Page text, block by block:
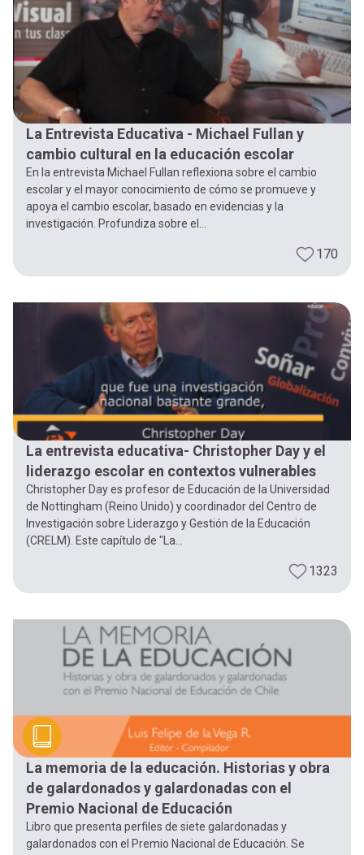
La Entrevista Educativa - Michael Fullan y
cambio cultural en la educación escolar
En la entrevista Michael Fullan reflexiona sobre el cambio
escolar y el mayor conocimiento de cómo se promueve y
apoya el cambio escolar, basado en evidencias y la
investigación. Profundiza sobre el...
170
La entrevista educativa- Christopher Day y el
liderazgo escolar en contextos vulnerables
Christopher Day es profesor de Educación de la Universidad
de Nottingham (Reino Unido) y coordinador del Centro de
Investigación sobre Liderazgo y Gestión de la Educación
(CRELM). Este capítulo de "La...
1323
La memoria de la educación. Historias y obra
de galardonados y galardonadas con el
Premio Nacional de Educación
Libro que presenta perfiles de siete galardonadas y
galardonados con el Premio Nacional de Educación. Se